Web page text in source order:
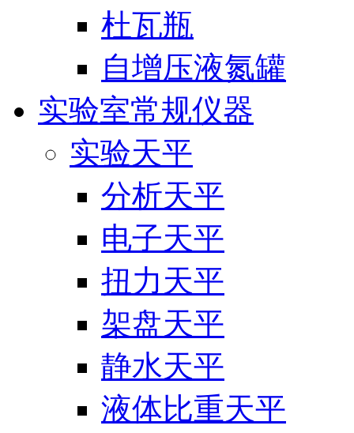
杜瓦瓶
自增压液氮罐
实验室常规仪器
实验天平
分析天平
电子天平
扭力天平
架盘天平
静水天平
液体比重天平